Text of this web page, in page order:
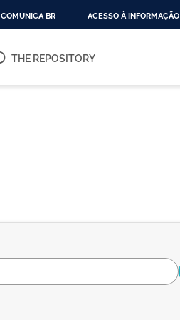
O
COMUNICA BR ACESSO À INFORMAÇÃO
THE REPOSITORY